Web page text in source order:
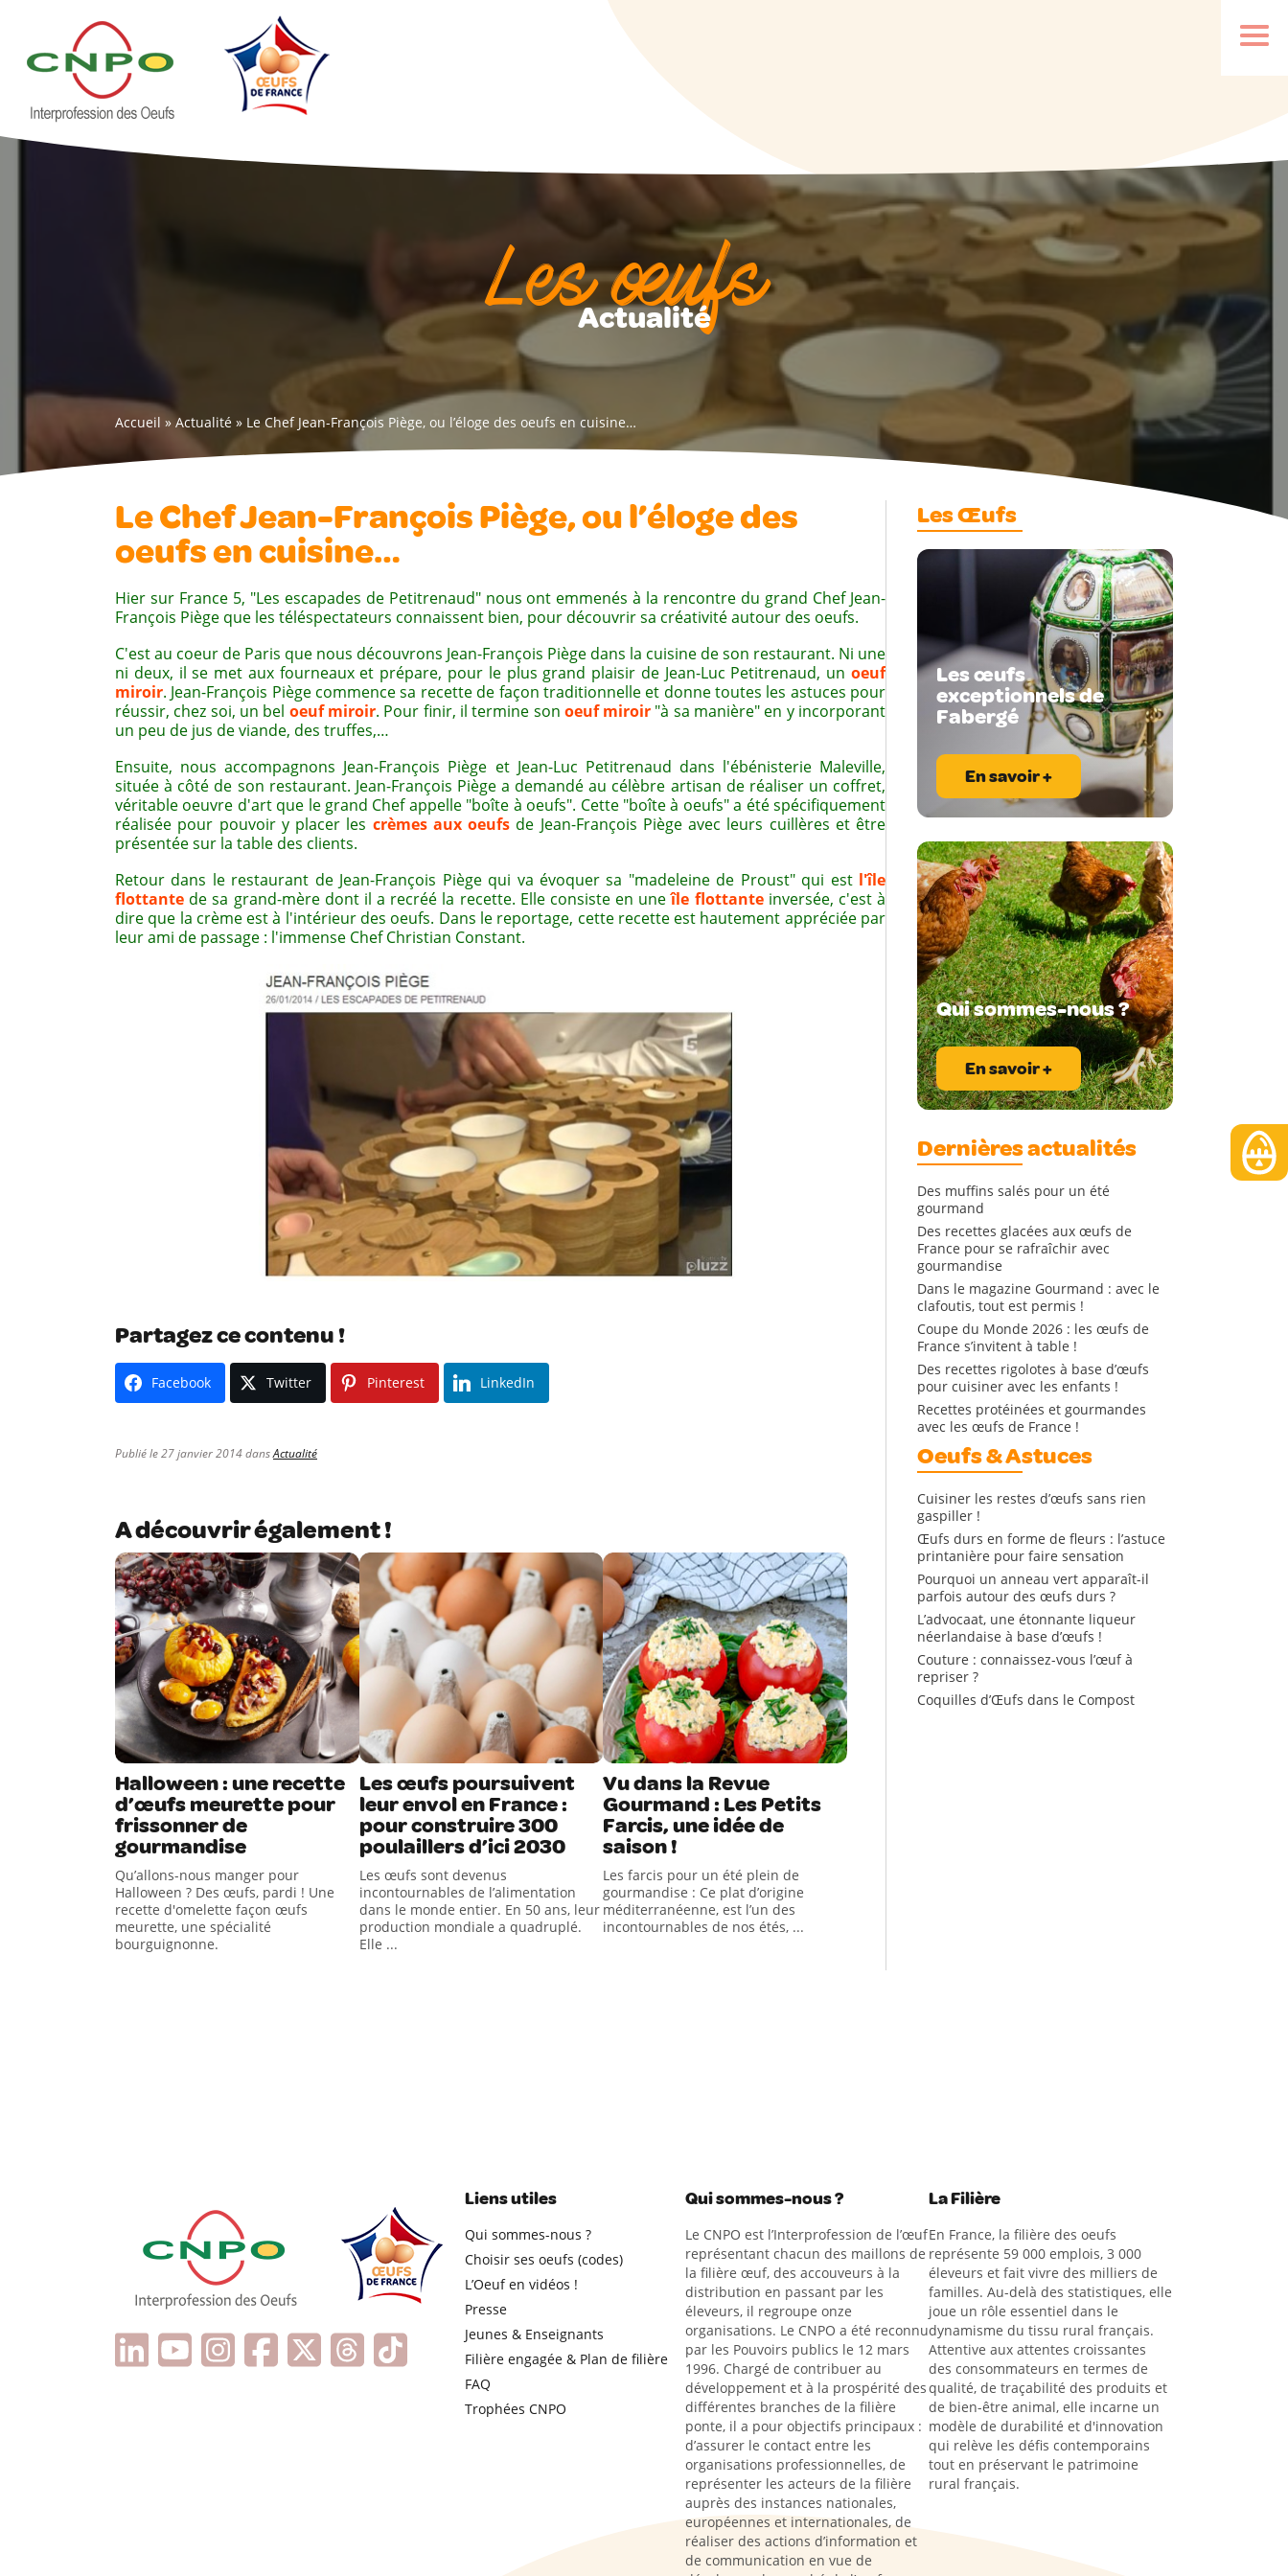
Les œufs
Actualité
Accueil » Actualité » Le Chef Jean-François Piège, ou l’éloge des oeufs en cuisine…
Le Chef Jean-François Piège, ou l’éloge des
oeufs en cuisine…
Hier sur France 5, "Les escapades de Petitrenaud" nous ont emmenés à la rencontre du grand Chef Jean-
François Piège que les téléspectateurs connaissent bien, pour découvrir sa créativité autour des oeufs.
C'est au coeur de Paris que nous découvrons Jean-François Piège dans la cuisine de son restaurant. Ni une
ni deux, il se met aux fourneaux et prépare, pour le plus grand plaisir de Jean-Luc Petitrenaud, un oeuf
miroir. Jean-François Piège commence sa recette de façon traditionnelle et donne toutes les astuces pour
réussir, chez soi, un bel oeuf miroir. Pour finir, il termine son oeuf miroir "à sa manière" en y incorporant
un peu de jus de viande, des truffes,…
Ensuite, nous accompagnons Jean-François Piège et Jean-Luc Petitrenaud dans l'ébénisterie Maleville,
située à côté de son restaurant. Jean-François Piège a demandé au célèbre artisan de réaliser un coffret,
véritable oeuvre d'art que le grand Chef appelle "boîte à oeufs". Cette "boîte à oeufs" a été spécifiquement
réalisée pour pouvoir y placer les crèmes aux oeufs de Jean-François Piège avec leurs cuillères et être
présentée sur la table des clients.
Retour dans le restaurant de Jean-François Piège qui va évoquer sa "madeleine de Proust" qui est l'île
flottante de sa grand-mère dont il a recréé la recette. Elle consiste en une île flottante inversée, c'est à
dire que la crème est à l'intérieur des oeufs. Dans le reportage, cette recette est hautement appréciée par
leur ami de passage : l'immense Chef Christian Constant.
Partagez ce contenu !
Facebook Twitter Pinterest LinkedIn
Publié le 27 janvier 2014 dansActualité
A découvrir également !
Halloween : une recette
d’œufs meurette pour
frissonner de
gourmandise
Qu’allons-nous manger pour
Halloween ? Des œufs, pardi ! Une
recette d'omelette façon œufs
meurette, une spécialité
bourguignonne.
Les œufs poursuivent
leur envol en France :
pour construire 300
poulaillers d’ici 2030
Les œufs sont devenus
incontournables de l’alimentation
dans le monde entier. En 50 ans, leur
production mondiale a quadruplé.
Elle ...
Vu dans la Revue
Gourmand : Les Petits
Farcis, une idée de
saison !
Les farcis pour un été plein de
gourmandise : Ce plat d’origine
méditerranéenne, est l’un des
incontournables de nos étés, ...
Les Œufs
Les œufs
exceptionnels de
Fabergé
En savoir +
Qui sommes-nous ?
En savoir +
Dernières actualités
Des muffins salés pour un été
gourmand
Des recettes glacées aux œufs de
France pour se rafraîchir avec
gourmandise
Dans le magazine Gourmand : avec le
clafoutis, tout est permis !
Coupe du Monde 2026 : les œufs de
France s’invitent à table !
Des recettes rigolotes à base d’œufs
pour cuisiner avec les enfants !
Recettes protéinées et gourmandes
avec les œufs de France !
Oeufs & Astuces
Cuisiner les restes d’œufs sans rien
gaspiller !
Œufs durs en forme de fleurs : l’astuce
printanière pour faire sensation
Pourquoi un anneau vert apparaît-il
parfois autour des œufs durs ?
L’advocaat, une étonnante liqueur
néerlandaise à base d’œufs !
Couture : connaissez-vous l’œuf à
repriser ?
Coquilles d’Œufs dans le Compost
Liens utiles
Qui sommes-nous ?
Choisir ses oeufs (codes)
L’Oeuf en vidéos !
Presse
Jeunes & Enseignants
Filière engagée & Plan de filière
FAQ
Trophées CNPO
Qui sommes-nous ?
Le CNPO est l’Interprofession de l’œuf
représentant chacun des maillons de
la filière œuf, des accouveurs à la
distribution en passant par les
éleveurs, il regroupe onze
organisations. Le CNPO a été reconnu
par les Pouvoirs publics le 12 mars
1996. Chargé de contribuer au
développement et à la prospérité des
différentes branches de la filière
ponte, il a pour objectifs principaux :
d’assurer le contact entre les
organisations professionnelles, de
représenter les acteurs de la filière
auprès des instances nationales,
européennes et internationales, de
réaliser des actions d’information et
de communication en vue de
La Filière
En France, la filière des oeufs
représente 59 000 emplois, 3 000
éleveurs et fait vivre des milliers de
familles. Au-delà des statistiques, elle
joue un rôle essentiel dans le
dynamisme du tissu rural français.
Attentive aux attentes croissantes
des consommateurs en termes de
qualité, de traçabilité des produits et
de bien-être animal, elle incarne un
modèle de durabilité et d'innovation
qui relève les défis contemporains
tout en préservant le patrimoine
rural français.